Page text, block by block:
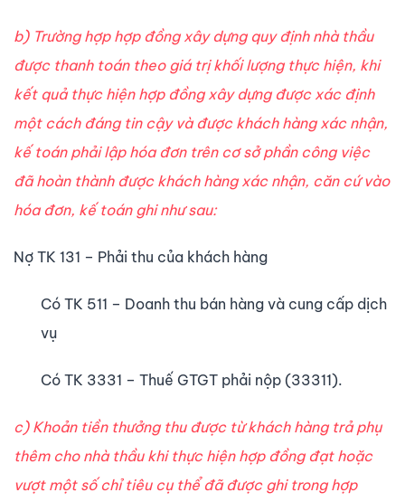
b) Trường hợp hợp đồng xây dựng quy định nhà thầu
được thanh toán theo giá trị khối lượng thực hiện, khi
kết quả thực hiện hợp đồng xây dựng được xác định
một cách đáng tin cậy và được khách hàng xác nhận,
kế toán phải lập hóa đơn trên cơ sở phần công việc
đã hoàn thành được khách hàng xác nhận, căn cứ vào
hóa đơn, kế toán ghi như sau:
Nợ TK 131 – Phải thu của khách hàng
Có TK 511 – Doanh thu bán hàng và cung cấp dịch
vụ
Có TK 3331 – Thuế GTGT phải nộp (33311).
c) Khoản tiền thưởng thu được từ khách hàng trả phụ
thêm cho nhà thầu khi thực hiện hợp đồng đạt hoặc
vượt một số chỉ tiêu cụ thể đã được ghi trong hợp